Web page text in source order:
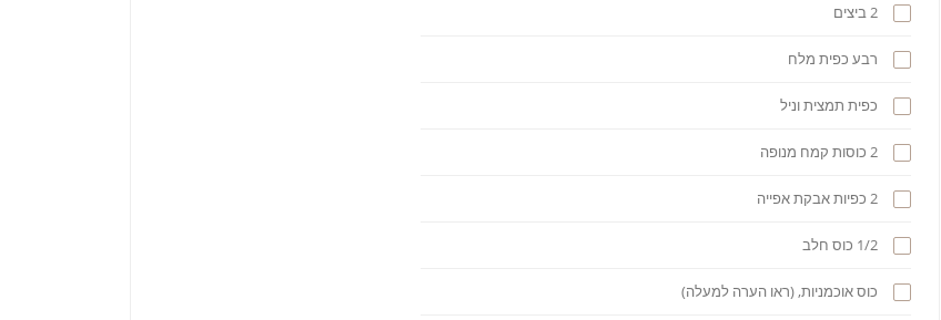
2 ביצים
רבע כפית מלח
כפית תמצית וניל
2 כוסות קמח מנופה
2 כפיות אבקת אפייה
1/2 כוס חלב
כוס אוכמניות, (ראו הערה למעלה)